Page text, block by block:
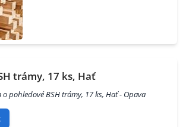
trámy, 17 ks, Hať
pohledové BSH trámy, 17 ks, Hať - Opava